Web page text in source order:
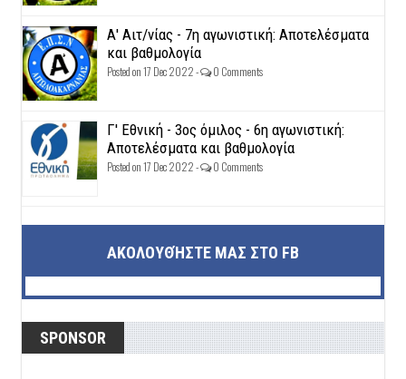
Α' Αιτ/νίας - 7η αγωνιστική: Αποτελέσματα
και βαθμολογία
Posted on 17 Dec 2022 - 0 Comments
Γ' Εθνική - 3ος όμιλος - 6η αγωνιστική:
Αποτελέσματα και βαθμολογία
Posted on 17 Dec 2022 - 0 Comments
ΑΚΟΛΟΥΘΉΣΤΕ ΜΑΣ ΣΤΟ FB
SPONSOR